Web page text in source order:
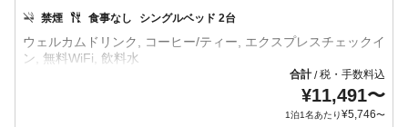
禁煙 食事なし シングルベッド 2台
ウェルカムドリンク, コーヒー/ティー, エクスプレスチェックイ
合計/税・手数料込
¥11,491〜
1泊1名あたり¥5,746〜